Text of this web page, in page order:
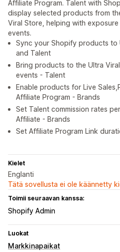
Affiliate Program. Talent with
display selected products from
Viral Store, helping with
events.
Sync your Shopify products to
and Talent
Bring products to the Ultra
events - Talent
Enable products for Live
Affiliate Program - Brands
Set Talent commission rates
Affiliate - Brands
Set Affiliate Program Link
Kielet
Englanti
Tätä sovellusta ei ole käännetty
Toimii seuraavan kanssa:
Shopify Admin
Luokat
Markkinapaikat